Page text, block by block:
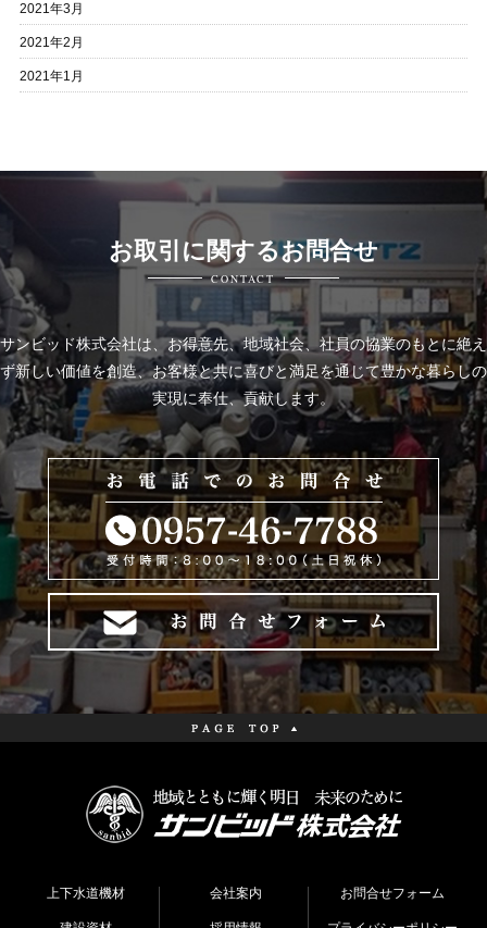
2021年3月
2021年2月
2021年1月
お取引に関するお問合せ
CONTACT
サンビッド株式会社は、お得意先、地域社会、社員の協業のもとに絶え
ず新しい価値を創造、お客様と共に喜びと満足を通じて豊かな暮らしの
実現に奉仕、貢献します。
上下水道機材 会社案内 お問合せフォーム